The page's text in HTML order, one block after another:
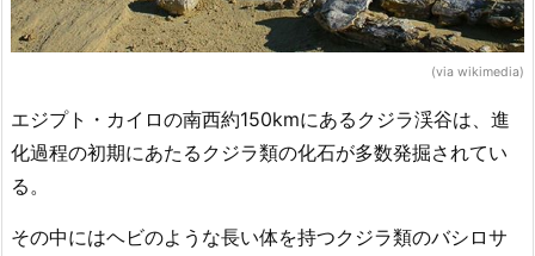
(via wikimedia)
エジプト・カイロの南西約150kmにあるクジラ渓谷は、進
化過程の初期にあたるクジラ類の化石が多数発掘されてい
る。
その中にはヘビのような長い体を持つクジラ類のバシロサ